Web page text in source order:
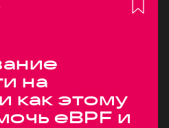
на
как этому
eBPF и